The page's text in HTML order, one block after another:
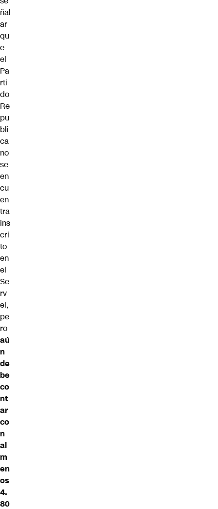
ñal
ar
qu
e
el
Pa
rti
do
Re
pu
bli
ca
no
se
en
cu
en
tra
ins
cri
to
en
el
Se
rv
el,
pe
ro
aú
n
de
be
co
nt
ar
co
n
al
m
en
os
4.
80